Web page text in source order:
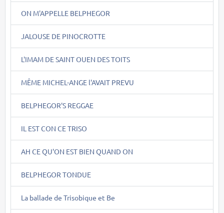
ON M'APPELLE BELPHEGOR
JALOUSE DE PINOCROTTE
L'IMAM DE SAINT OUEN DES TOITS
MÊME MICHEL-ANGE l'AVAIT PREVU
BELPHEGOR'S REGGAE
IL EST CON CE TRISO
AH CE QU'ON EST BIEN QUAND ON
BELPHEGOR TONDUE
La ballade de Trisobique et Be